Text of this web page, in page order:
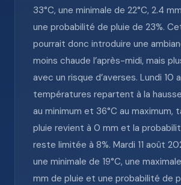
33°C, une minimale de 22°C, 2.4
une probabilité de pluie de 23%.
pourrait donc introduire une
moins chaude l’après-midi, mais
avec un risque d’averses. Lundi 10
températures repartent à la
au minimum et 36°C au maximum,
pluie revient à 0 mm et la
reste limitée à 8%. Mardi 11 août
une minimale de 19°C, une
mm de pluie et une probabilité de